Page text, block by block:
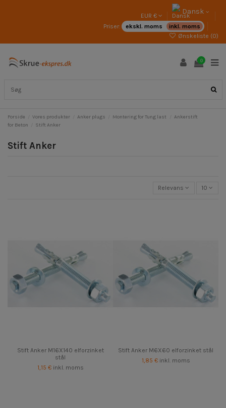
EUR € Dansk
Priser: ekskl. moms
inkl. moms
Ønskeliste (0)
0
Forside Vores produkter Anker plugs Montering for Tung last
Ankerstift
for Beton
Stift Anker
Stift Anker
Relevans 10
Stift Anker M16X140 elforzinket
stål
1,15 € inkl. moms
Stift Anker M6X60 elforzinket stål
1,85 € inkl. moms